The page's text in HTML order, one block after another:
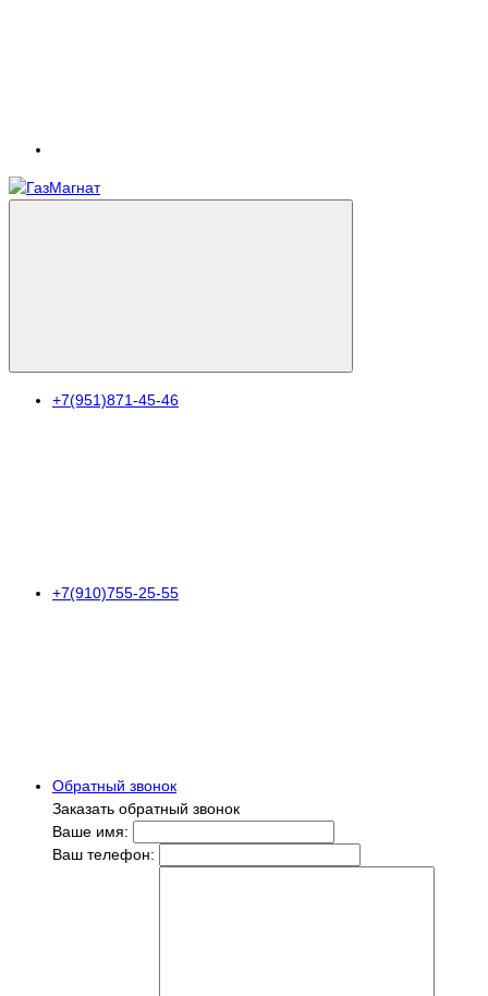
+7(951)871-45-46
+7(910)755-25-55
Обратный звонок
Заказать обратный звонок
Ваше имя:
Ваш телефон: